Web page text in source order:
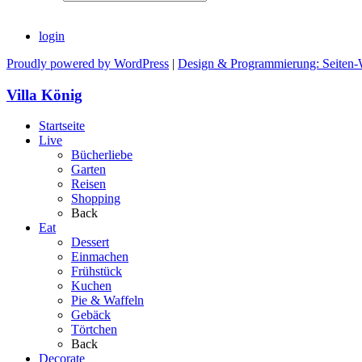
login
Proudly powered by WordPress | Design & Programmierung: Seiten-
Villa König
Startseite
Live
Bücherliebe
Garten
Reisen
Shopping
Back
Eat
Dessert
Einmachen
Frühstück
Kuchen
Pie & Waffeln
Gebäck
Törtchen
Back
Decorate